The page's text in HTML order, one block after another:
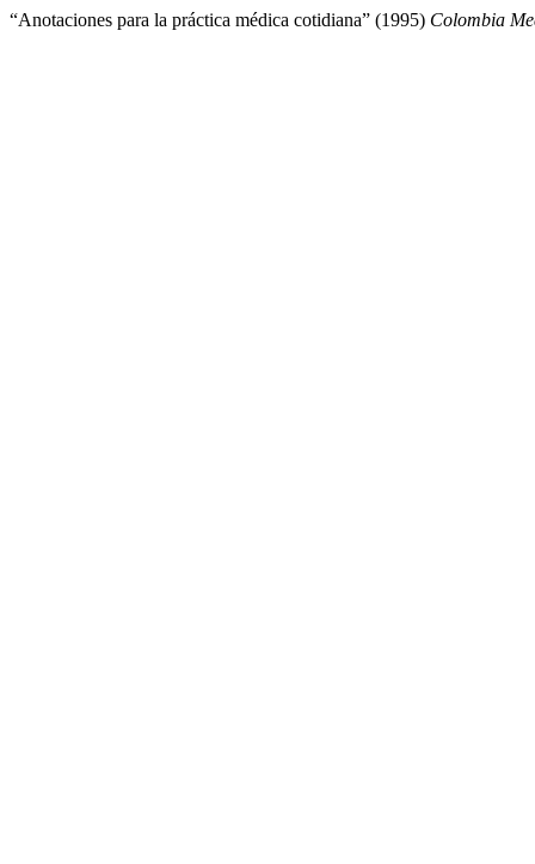
“Anotaciones para la práctica médica cotidiana” (1995) Colombia